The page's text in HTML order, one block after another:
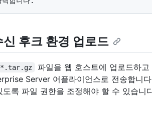
후크 환경 업로드
*.tar.gz 파일을 웹 호스트에 업로드하
Server 어플라이언스로 전송합니
록 파일 권한을 조정해야 할 수 있습니